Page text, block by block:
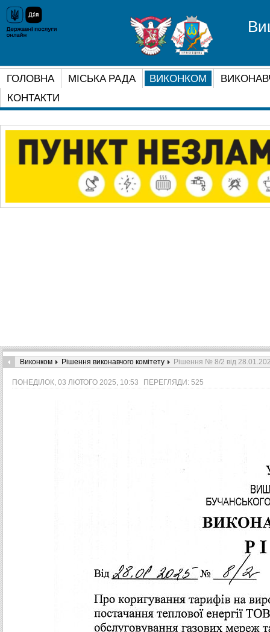
ГОЛОВНА МІСЬКА РАДА ВИКОНКОМ
КОНТАКТИ
Виконком Рішення виконавчого комітету Рішення № 8/2 від
ПОНЕДІЛОК, 03 ЛЮТОГО 2025, 10:53 ПЕРЕГЛЯДИ: 525